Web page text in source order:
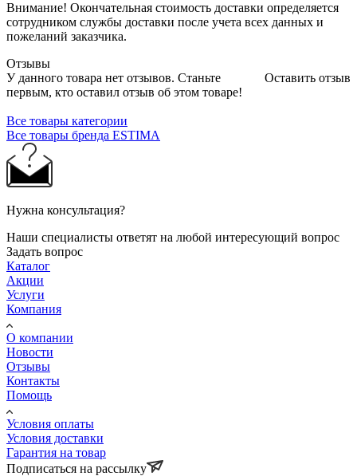
Внимание! Окончательная стоимость доставки определяется
сотрудником службы доставки после учета всех данных и
пожеланий заказчика.
Отзывы
Оставить отзыв
У данного товара нет отзывов. Станьте
первым, кто оставил отзыв об этом товаре!
Все товары категории
Все товары бренда ESTIMA
Нужна консультация?
Наши специалисты ответят на любой интересующий вопрос
Задать вопрос
Каталог
Акции
Услуги
Компания
О компании
Новости
Отзывы
Контакты
Помощь
Условия оплаты
Условия доставки
Гарантия на товар
Подписаться на рассылку